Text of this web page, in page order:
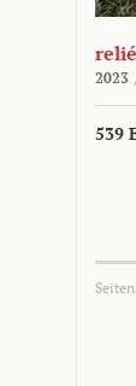
2023
539